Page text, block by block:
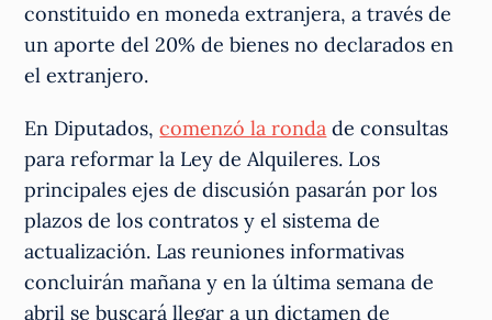
constituido en moneda extranjera, a través de
un aporte del 20% de bienes no declarados en
el extranjero.
En Diputados,comenzó la ronda de consultas
para reformar la Ley de Alquileres. Los
principales ejes de discusión pasarán por los
plazos de los contratos y el sistema de
actualización. Las reuniones informativas
concluirán mañana y en la última semana de
abril se buscará llegar a un dictamen de